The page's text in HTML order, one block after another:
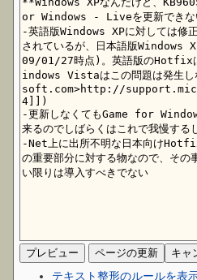
テキスト整形のルールを表